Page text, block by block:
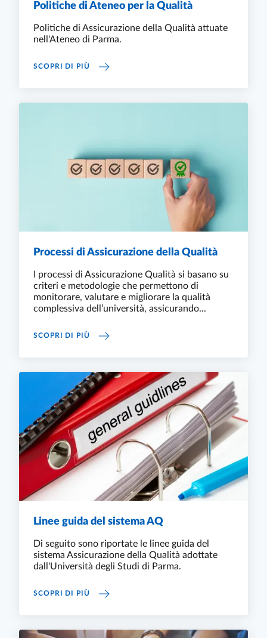
Politiche di Ateneo per la Qualità
Politiche di Assicurazione della Qualità attuate
nell'Ateneo di Parma.
SCOPRI DI PIÙ POLITICHE DI ATENEO PER LA QUALITÀ
Processi di Assicurazione della Qualità
I processi di Assicurazione Qualità si basano su
criteri e metodologie che permettono di
monitorare, valutare e migliorare la qualità
complessiva dell’università, assicurando...
SCOPRI DI PIÙ PROCESSI DI ASSICURAZIONE DELLA
Linee guida del sistema AQ
Di seguito sono riportate le linee guida del
sistema Assicurazione della Qualità adottate
dall'Università degli Studi di Parma.
SCOPRI DI PIÙ LINEE GUIDA DEL SISTEMA AQ